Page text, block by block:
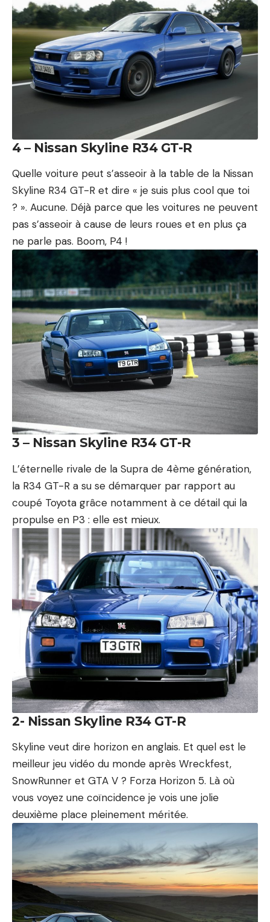
4 – Nissan Skyline R34 GT-R
Quelle voiture peut s’asseoir à la table de la Nissan
Skyline R34 GT-R et dire « je suis plus cool que toi
? ». Aucune. Déjà parce que les voitures ne peuvent
pas s’asseoir à cause de leurs roues et en plus ça
ne parle pas. Boom, P4 !
3 – Nissan Skyline R34 GT-R
L’éternelle rivale de la Supra de 4ème génération,
la R34 GT-R a su se démarquer par rapport au
coupé Toyota grâce notamment à ce détail qui la
propulse en P3 : elle est mieux.
2- Nissan Skyline R34 GT-R
Skyline veut dire horizon en anglais. Et quel est le
meilleur jeu vidéo du monde après Wreckfest,
SnowRunner et GTA V ? Forza Horizon 5. Là où
vous voyez une coïncidence je vois une jolie
deuxième place pleinement méritée.